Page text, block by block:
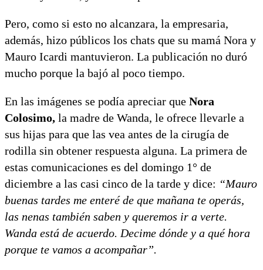
Pero, como si esto no alcanzara, la empresaria,
además, hizo públicos los chats que su mamá Nora y
Mauro Icardi mantuvieron. La publicación no duró
mucho porque la bajó al poco tiempo.
En las imágenes se podía apreciar que Nora
Colosimo, la madre de Wanda, le ofrece llevarle a
sus hijas para que las vea antes de la cirugía de
rodilla sin obtener respuesta alguna. La primera de
estas comunicaciones es del domingo 1° de
diciembre a las casi cinco de la tarde y dice: “Mauro
buenas tardes me enteré de que mañana te operás,
las nenas también saben y queremos ir a verte.
Wanda está de acuerdo. Decime dónde y a qué hora
porque te vamos a acompañar”.